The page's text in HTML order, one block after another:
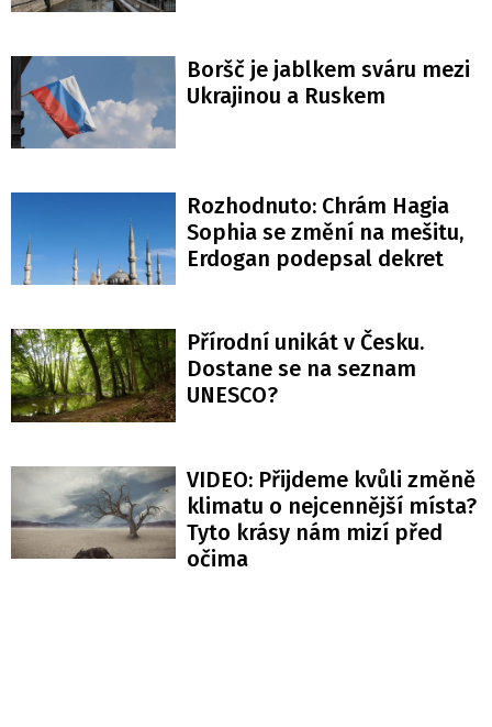
Boršč je jablkem sváru mezi
Ukrajinou a Ruskem
Rozhodnuto: Chrám Hagia
Sophia se změní na mešitu,
Erdogan podepsal dekret
Přírodní unikát v Česku.
Dostane se na seznam
UNESCO?
VIDEO: Přijdeme kvůli změně
klimatu o nejcennější místa?
Tyto krásy nám mizí před
očima